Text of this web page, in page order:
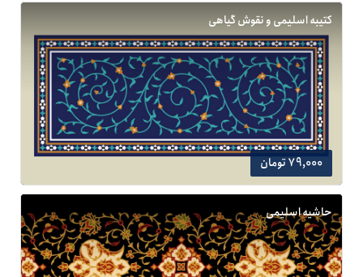
کتیبه اسلیمی و نقوش گیاهی
79,000 تومان
حاشیه اسلیمی